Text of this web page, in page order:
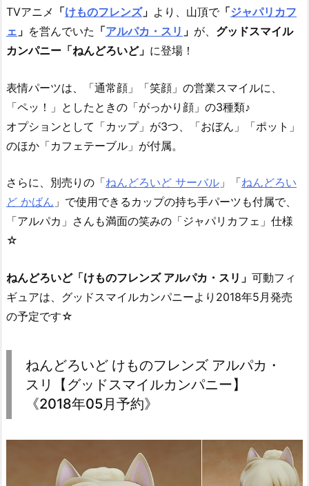
TVアニメ 「けものフレンズ」 より、山頂で「ジャパリカフ
ェ 」 を営んでいた 「アルパカ・スリ 」 が、 グッドスマイル
カンパニー「ねんどろいど」 に登場！
表情パーツは、「通常顔」「笑顔」の営業スマイルに、
「ペッ！」としたときの「がっかり顔」の3種類♪
オプションとして「カップ」が3つ、「おぼん」「ポット」
のほか「カフェテーブル」が付属。
さらに、別売りの「ねんどろいど サーバル 」「ねんどろい
ど かばん 」で使用できるカップの持ち手パーツも付属で、
「アルパカ」さんも満面の笑みの「ジャパリカフェ」仕様
☆
ねんどろいど「けものフレンズ アルパカ・スリ」 可動フィ
ギュアは、グッドスマイルカンパニーより2018年5月発売
の予定です☆
ねんどろいど けものフレンズ アルパカ・
スリ【グッドスマイルカンパニー】
《2018年05月予約》